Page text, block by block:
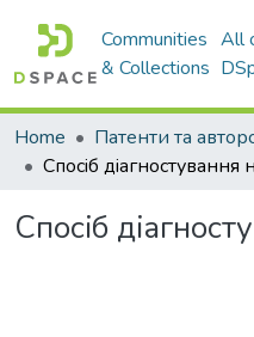
Communities
& Collections
All
Home
Спосiб